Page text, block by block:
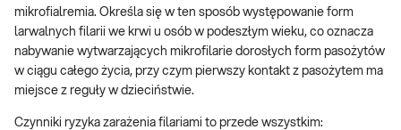
mikrofialremia. Określa się w ten sposób występowanie form
larwalnych filarii we krwi u osób w podeszłym wieku, co oznacza
nabywanie wytwarzających mikrofilarie dorosłych form pasożytów
w ciągu całego życia, przy czym pierwszy kontakt z pasożytem ma
miejsce z reguły w dzieciństwie.
Czynniki ryzyka zarażenia filariami to przede wszystkim: